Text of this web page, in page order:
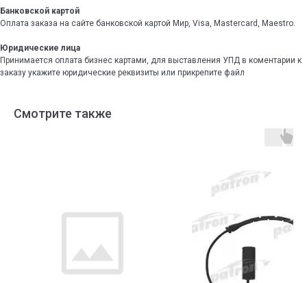
Банковской картой
Оплата заказа на сайте банковской картой Мир, Visa, Mastercard, Maestro.
Юридические лица
Принимается оплата бизнес картами, для выставления УПД в коментарии к
заказу укажите юридические реквизиты или прикрепите файл
Смотрите также